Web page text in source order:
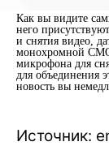
Как вы видите
него
и снятия видео,
монохромной
микрофона для
для объединения
новость вы
Источник: